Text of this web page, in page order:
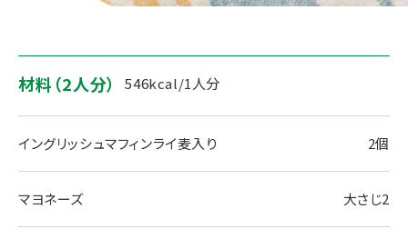
材料（2人分） 546kcal/1人分
イングリッシュマフィンライ麦入り 2個
マヨネーズ 大さじ2